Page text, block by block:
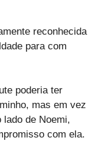
reconhecida
para com
poderia ter
mas em vez
de Noemi,
com ela.